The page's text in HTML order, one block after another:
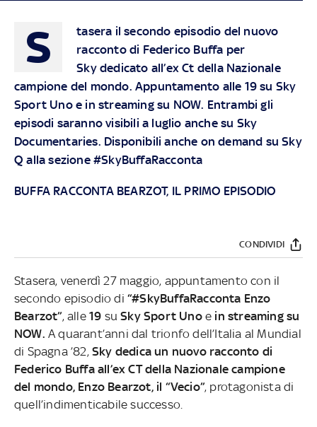
S
tasera il secondo episodio del nuovo
racconto di Federico Buffa per
Sky dedicato all’ex Ct della Nazionale
campione del mondo. Appuntamento alle 19 su Sky
Sport Uno e in streaming su NOW. Entrambi gli
episodi saranno visibili a luglio anche su Sky
Documentaries. Disponibili anche on demand su Sky
Q alla sezione #SkyBuffaRacconta
BUFFA RACCONTA BEARZOT, IL PRIMO EPISODIO
CONDIVIDI
Stasera, venerdì 27 maggio, appuntamento con il
secondo episodio di “#SkyBuffaRacconta Enzo
Bearzot”, alle19 su Sky Sport Unoe in streaming su
NOW. A quarant’anni dal trionfo dell’Italia al Mundial
di Spagna ’82, Sky dedica un nuovo racconto di
Federico Buffa all’ex CT della Nazionale campione
del mondo, Enzo Bearzot, il “Vecio”, protagonista di
quell’indimenticabile successo.